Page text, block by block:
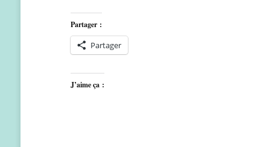
Partager :
Partager
J’aime ça :